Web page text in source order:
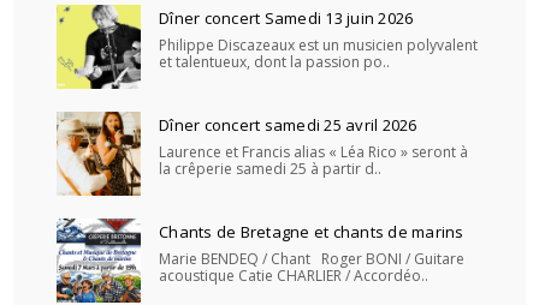
Dîner concert Samedi 13 juin 2026
Philippe Discazeaux est un musicien polyvalent
et talentueux, dont la passion po..
Dîner concert samedi 25 avril 2026
Laurence et Francis alias « Léa Rico » seront à
la crêperie samedi 25 à partir d..
Chants de Bretagne et chants de marins
Marie BENDEQ / Chant Roger BONI / Guitare
acoustique Catie CHARLIER / Accordéo..